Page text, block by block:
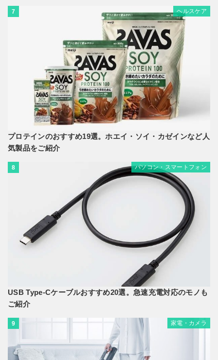
7 ヘルスケア
プロテインのおすすめ19選。ホエイ・ソイ・カゼインなど人
気製品をご紹介
8 パソコン・スマートフォン
USB Type-Cケーブルおすすめ20選。急速充電対応のモノも
ご紹介
9 家電・カメラ